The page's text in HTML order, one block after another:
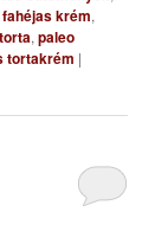
fahéjas krém,
,paleo
tortakrém |